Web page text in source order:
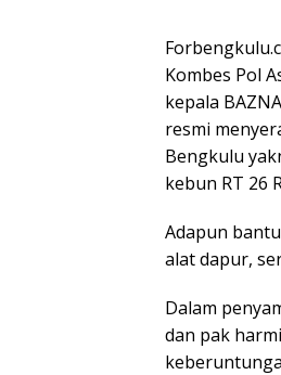
Kombes Pol
kepala
resmi
Bengkulu
kebun RT 26
Adapun
alat dapur,
Dalam
dan pak